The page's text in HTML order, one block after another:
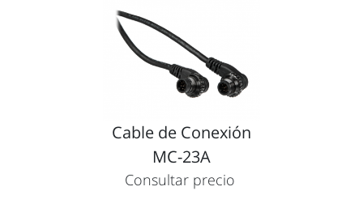
Cable de Conexión
MC-23A
Consultar precio